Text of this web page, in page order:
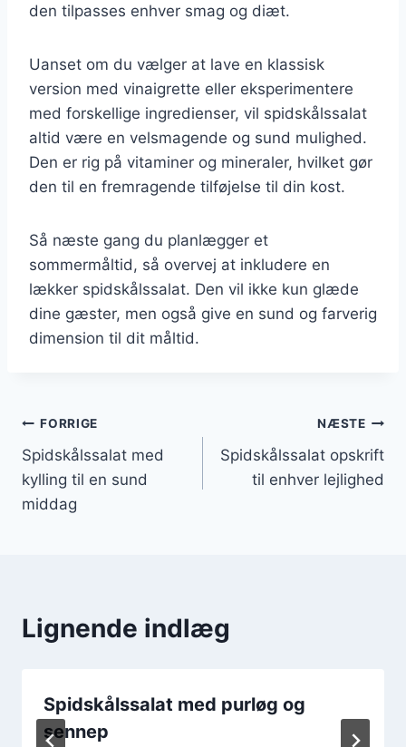
den tilpasses enhver smag og diæt.
Uanset om du vælger at lave en klassisk
version med vinaigrette eller eksperimentere
med forskellige ingredienser, vil spidskålssalat
altid være en velsmagende og sund mulighed.
Den er rig på vitaminer og mineraler, hvilket gør
den til en fremragende tilføjelse til din kost.
Så næste gang du planlægger et
sommermåltid, så overvej at inkludere en
lækker spidskålssalat. Den vil ikke kun glæde
dine gæster, men også give en sund og farverig
dimension til dit måltid.
Indlægsnavigation
FORRIGE
Spidskålssalat med
kylling til en sund
middag
NÆSTE
Spidskålssalat opskrift
til enhver lejlighed
Lignende indlæg
Spidskålssalat med purløg og
sennep